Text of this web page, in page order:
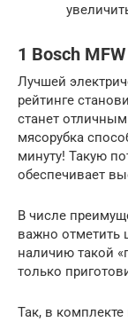
1 Bosch
Лучшей
рейтинге
станет
мясорубка
минуту! Такую
обеспечивает
В числе
важно отметить
наличию такой
только
Так, в комплекте